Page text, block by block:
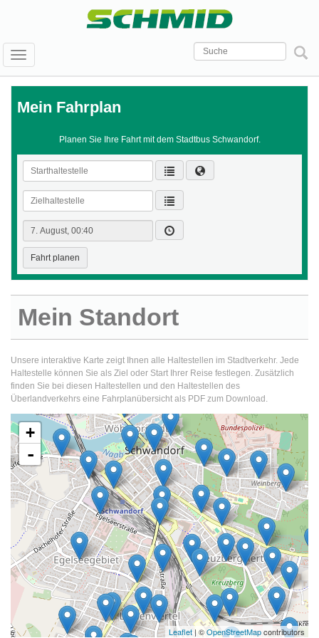
Toggle
navigation
Mein Fahrplan
Planen Sie Ihre Fahrt mit dem Stadtbus Schwandorf.
Starthaltestelle
Zielhaltestelle
Abfahrts-
/
Fahrt planen
Mein Standort
Unsere interaktive Karte zeigt Ihnen alle Haltestellen im Stadtverkehr. Jede
Haltestelle können Sie als Ziel oder Start Ihrer Reise festlegen. Zusätzlich
finden Sie bei diesen Haltestellen und den Haltestellen des
Überlandverkehrs eine Fahrplanübersicht als PDF zum Download.
+
-
Leaflet | ©OpenStreetMapcontributors